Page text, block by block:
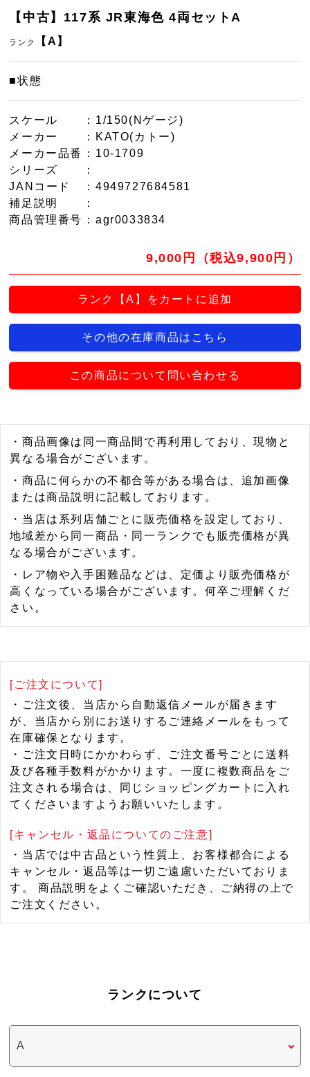
【中古】117系 JR東海色 4両セットA
ランク 【A】
■状態
スケール
：1/150(Nゲージ)
メーカー
：KATO(カトー)
メーカー品番
：10-1709
シリーズ
：
JANコード
：4949727684581
補足説明
：
商品管理番号 ：agr0033834
9,000円（税込9,900円）
ランク【A】をカートに追加
その他の在庫商品はこちら
この商品について問い合わせる
・商品画像は同一商品間で再利用しており、現物と
異なる場合がございます。
・商品に何らかの不都合等がある場合は、追加画像
または商品説明に記載しております。
・当店は系列店舗ごとに販売価格を設定しており、
地域差から同一商品・同一ランクでも販売価格が異
なる場合がございます。
・レア物や入手困難品などは、定価より販売価格が
高くなっている場合がございます。何卒ご理解くだ
さい。
[ご注文について]
・ご注文後、当店から自動返信メールが届きます
が、当店から別にお送りするご連絡メールをもって
在庫確保となります。
・ご注文日時にかかわらず、ご注文番号ごとに送料
及び各種手数料がかかります。一度に複数商品をご
注文される場合は、同じショッピングカートに入れ
てくださいますようお願いいたします。
[キャンセル・返品についてのご注意]
・当店では中古品という性質上、お客様都合による
キャンセル・返品等は一切ご遠慮いただいておりま
す。 商品説明をよくご確認いただき、ご納得の上で
ご注文ください。
ランクについて